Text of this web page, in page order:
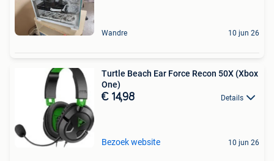
Wandre 10 jun 26
Turtle Beach Ear Force Recon 50X (Xbox
One)
€ 14,98 Details
Bezoek website 10 jun 26